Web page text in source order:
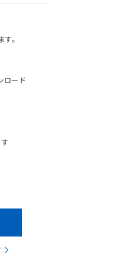
。
ロード